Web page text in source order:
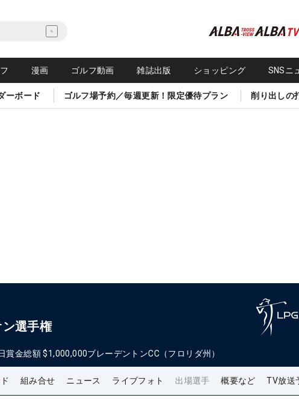
漫画 ゴルフ動画 雑誌出版 ショッピング SNSニ
ーボード ゴルフ場予約／毎週更新！限定優待プラン 削り出しの
選手権
賞金総額 $1,000,000ブレーデントンCC（フロリダ州）
組み合せ ニュース ライブフォト 出場選手 概要など TV放送